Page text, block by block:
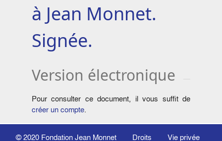
à Jean Monnet.
Signée.
Version électronique
Pour consulter ce document, il vous suffit de
créer un compte.
© 2020 Fondation Jean Monnet Droits Vie privée